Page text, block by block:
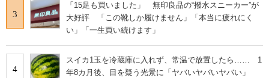
3
「15足も買いました」 無印良品の“撥水スニーカー”が
大好評 「この靴しか履けません」「本当に疲れにく
い」「一生買い続けます」
4
スイカ1玉を冷蔵庫に入れず、常温で放置したら…… 1
年8カ月後、目を疑う光景に「ヤバいヤバいヤバい」